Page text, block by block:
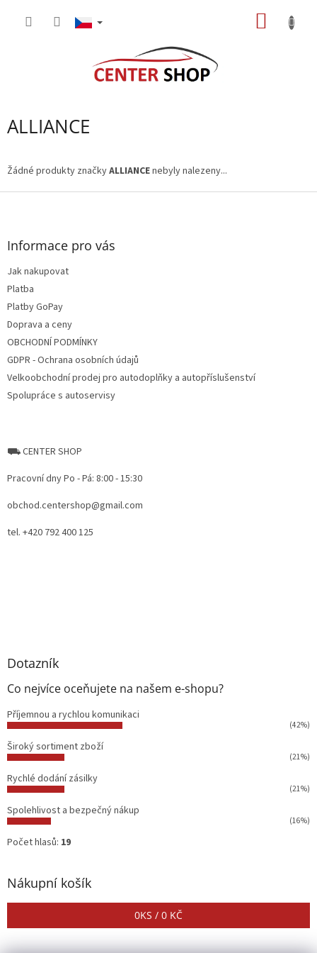
ALLIANCE
Žádné produkty značkyALLIANCEnebyly nalezeny...
Z
Informace pro vás
Jak nakupovat
Platba
Platby GoPay
Doprava a ceny
OBCHODNÍ PODMÍNKY
GDPR - Ochrana osobních údajů
Velkoobchodní prodej pro autodoplňky a autopříslušenství
Spolupráce s autoservisy
⛟ CENTER SHOP
Pracovní dny Po - Pá: 8:00 - 15:30
obchod.centershop@gmail.com
tel. +420 792 400 125
Dotazník
Co nejvíce oceňujete na našem e-shopu?
Příjemnou a rychlou komunikaci
(42%)
Široký sortiment zboží
(21%)
Rychlé dodání zásilky
(21%)
Spolehlivost a bezpečný nákup
(16%)
Počet hlasů: 19
Nákupní košík
0KS / 0 KČ